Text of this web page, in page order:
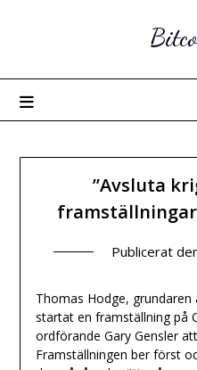
”Avsluta
Publicerat
Thomas Hodge,
startat en framställning på
ordförande Gary Gensler
Framställningen ber först